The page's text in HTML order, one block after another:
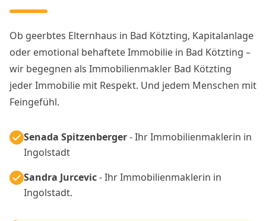
Ob geerbtes Elternhaus in Bad Kötzting, Kapitalanlage
oder emotional behaftete Immobilie in Bad Kötzting –
wir begegnen als Immobilienmakler Bad Kötzting
jeder Immobilie mit Respekt. Und jedem Menschen mit
Feingefühl.
Senada Spitzenberger- Ihr Immobilienmaklerin in
Ingolstadt
Sandra Jurcevic- Ihr Immobilienmaklerin in
Ingolstadt.